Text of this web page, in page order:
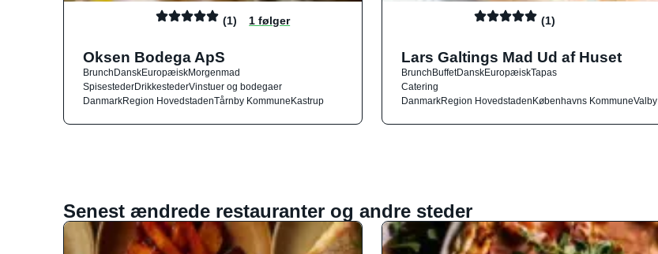
(1) 1 følger
Oksen Bodega ApS
BrunchDanskEuropæiskMorgenmad
SpisestederDrikkestederVinstuer og bodegaer
DanmarkRegion HovedstadenTårnby KommuneKastrup
(1)
Lars Galtings Mad Ud af Huset
BrunchBuffetDanskEuropæiskTapas
Catering
DanmarkRegion HovedstadenKøbenhavns KommuneValby
Senest ændrede restauranter og andre steder